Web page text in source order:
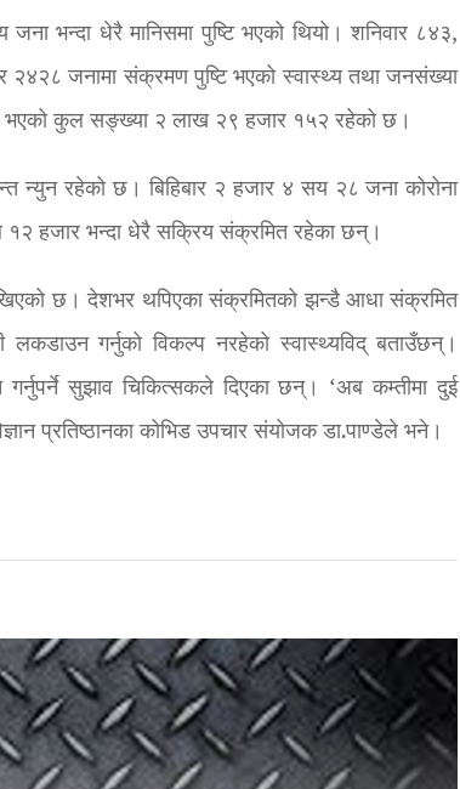
भन्दा धेरै मानिसमा पुष्टि भएको थियो। शनिवार ८४३,
२४२८ जनामा संक्रमण पुष्टि भएको स्वास्थ्य तथा जनसंख्या
भएको कुल सङ्ख्या २ लाख २९ हजार १५२ रहेको छ।
न्युन रहेको छ। बिहिबार २ हजार ४ सय २८ जना कोरोना
हजार भन्दा धेरै सक्रिय संक्रमित रहेका छन्।
देखिएको छ। देशभर थपिएका संक्रमितको झन्डै आधा संक्रमित
गर्नुको विकल्प नरहेको स्वास्थ्यविद् बताउँछन्।
सुझाव चिकित्सकले दिएका छन्। ‘अब कम्तीमा दुई
प्रतिष्ठानका कोभिड उपचार संयोजक डा.पाण्डेले भने।